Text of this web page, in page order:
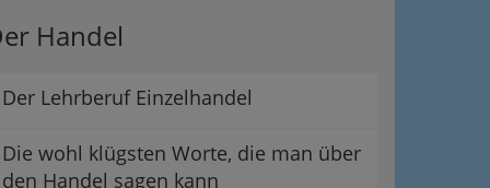
Handel
Der Lehrberuf Einzelhandel
Die wohl klügsten Worte, die man über
den Handel sagen kann